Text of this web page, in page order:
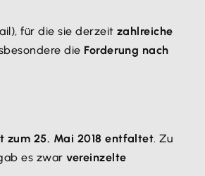
für die sie derzeit zahlreiche
die Forderung nach
zum 25. Mai 2018 entfaltet. Zu
es zwarvereinzelte